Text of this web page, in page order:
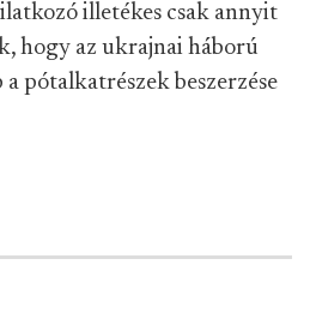
illetékes csak annyit
hogy az ukrajnai háború
pótalkatrészek beszerzése